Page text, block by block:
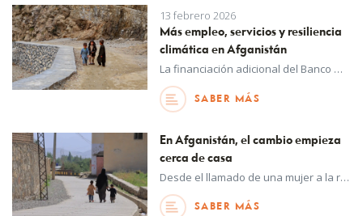
13 febrero 2026
Más empleo, servicios y resiliencia
climática en Afganistán
La financiación adicional del Banco Mundial ampliará el apoyo comunitario de los medios de subsistencia, los servicios esenciales y la resiliencia climática, llegando a más de 3 millones de personas adicionales en todo el país.
SABER MÁS
En Afganistán, el cambio empieza
cerca de casa
Desde el llamado de una mujer a la rendición de cuentas hasta la reparación de carreteras para permitir un mejor acceso a los servicios de salud, las iniciativas que UNOPS apoya en Afganistán reflejan cómo los esfuerzos impulsados por las comunidades pueden ayudar a reforzar la resiliencia en contextos afectados por crisis.
SABER MÁS